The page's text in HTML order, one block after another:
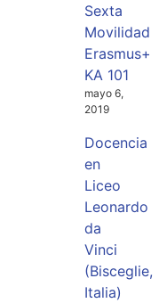
Sexta
Movilidad
Erasmus+
KA 101
mayo 6,
2019
Docencia
en
Liceo
Leonardo
da
Vinci
(Bisceglie,
Italia)